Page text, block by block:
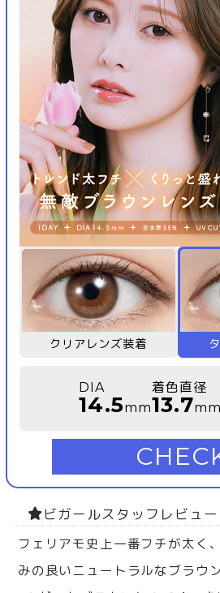
クリアレンズ装着
DIA
14.5mm
着色直径
13.7mm
ビガールスタッフレビュー
フェリアモ史上一番フチが太く
みの良いニュートラルなブラウ